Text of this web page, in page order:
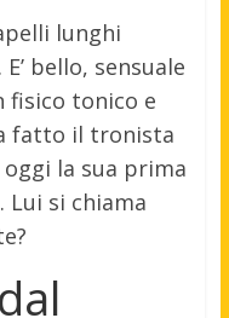
lunghi
bello, sensuale
fisico tonico e
fatto il tronista
la sua prima
Lui si chiama